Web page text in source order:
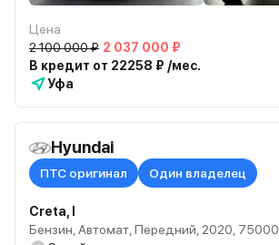
Цена
2 100 000 ₽ 2 037 000 ₽
В кредит от 22258 ₽ /мес.
Уфа
Hyundai
ПТС оригинал Один владелец
Creta, I
Бензин, Автомат, Передний, 2020, 75000